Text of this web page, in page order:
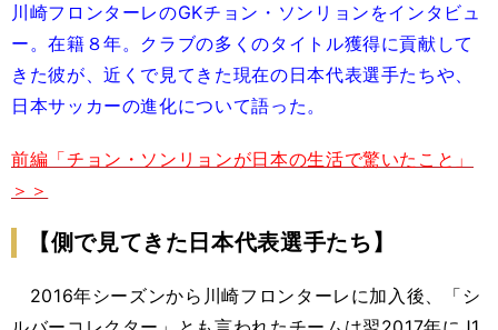
川崎フロンターレのGKチョン・ソンリョンをインタビュ
ー。在籍８年。クラブの多くのタイトル獲得に貢献して
きた彼が、近くで見てきた現在の日本代表選手たちや、
日本サッカーの進化について語った。
前編「チョン・ソンリョンが日本の生活で驚いたこと」
＞＞
【側で見てきた日本代表選手たち】
2016年シーズンから川崎フロンターレに加入後、「シ